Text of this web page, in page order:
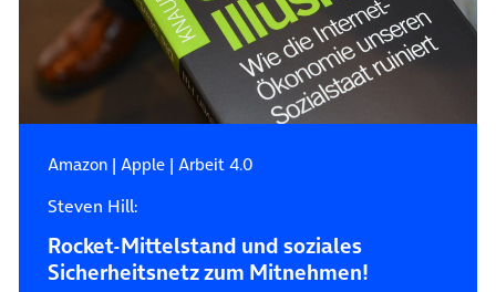
Amazon| Apple| Arbeit 4.0
Steven Hill:
Rocket-Mittelstand und soziales
Sicherheitsnetz zum Mitnehmen!